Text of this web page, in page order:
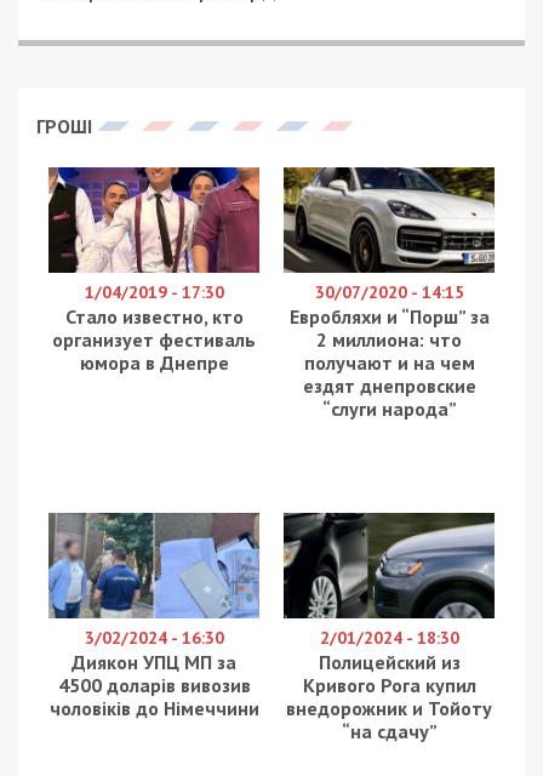
Верховный суд Украины отклонил иск одного из
служба Национального банка, который
Напомним, в декабре 2016 года правительство
принимает решение о национализации одного из
крупнейших банков Украины – “Приватбанка”.
Причиной послужила огромная дыра в 155
миллиардов гривен, образовавшаяся в бюджете
предприятия. Банк, клиентами которого была
практически половина населения страны,
оказался на грани краха. Позже выяснится, что
владельцы “Приватбанка”, днепровские олигархи
Речь идет почти о 5,5 миллиарде долларов.
Олигархи продали “Приват” государству за
символическую сумму – одну гривну. Затем, за
счет государственного бюджета и
международной помощи “дыру” залатали.
Как только банк был спасен, Коломойский через
подконтрольные фирмы и своих партнеров
пытался оспорить правомерность
национализации. Однако принятый в 2020 году